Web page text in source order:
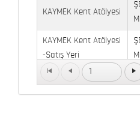
KAYMEK Kent Atölyesi
KAYMEK Kent Atölyesi
-Satış Yeri
Kaymek Köşk Sosyal
1